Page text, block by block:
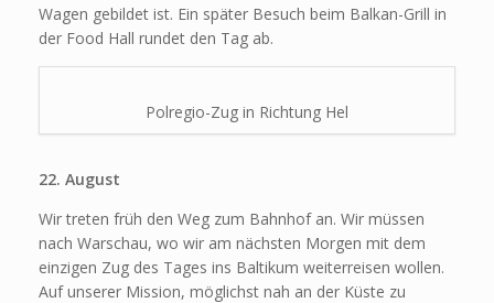
Wagen gebildet ist. Ein später Besuch beim Balkan-Grill in
der Food Hall rundet den Tag ab.
Polregio-Zug in Richtung Hel
22. August
Wir treten früh den Weg zum Bahnhof an. Wir müssen
nach Warschau, wo wir am nächsten Morgen mit dem
einzigen Zug des Tages ins Baltikum weiterreisen wollen.
Auf unserer Mission, möglichst nah an der Küste zu